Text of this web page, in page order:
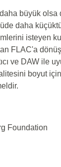
büyük olsa
daha
isteyen
FLAC'a
ve DAW ile
boyut
Foundation